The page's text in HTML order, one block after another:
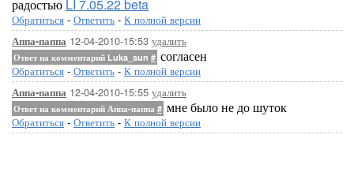
радостью LI 7.05.22 beta
Обратиться - Ответить - К полной версии
Аппа-паппа 12-04-2010-15:53 удалить
Ответ на комментарий Luka_sun # согласен
Обратиться - Ответить - К полной версии
Аппа-паппа 12-04-2010-15:55 удалить
Ответ на комментарий Аппа-паппа # мне было не до шуток
Обратиться - Ответить - К полной версии